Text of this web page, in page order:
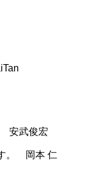
安武俊宏
。 岡本 仁